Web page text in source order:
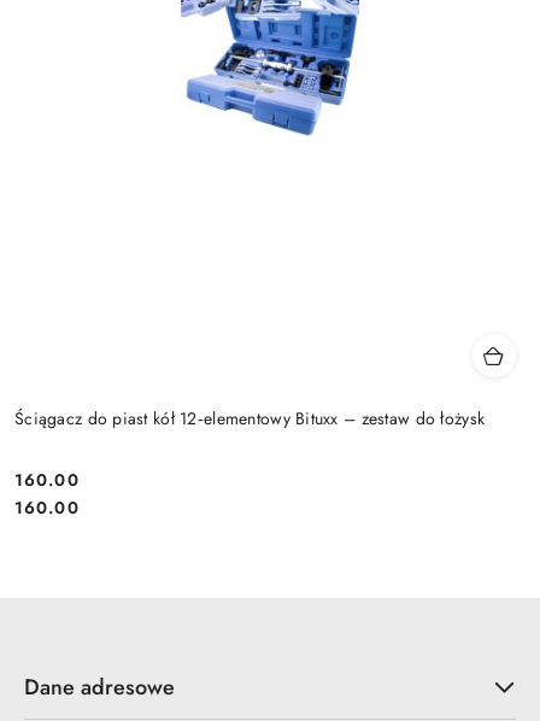
Ściągacz do piast kół 12‑elementowy Bituxx – zestaw do łożysk
Cena:
160.00
Cena:
160.00
Dane adresowe